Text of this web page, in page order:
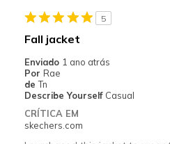
Melhores utilizações
Travel
Width
Sizing
5
Fall jacket
Enviado 1 ano atrás
Por Rae
de Tn
Describe Yourself Casual
CRÍTICA EM
skechers.com